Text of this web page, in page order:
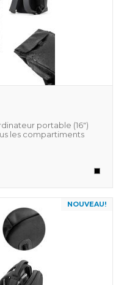
portable (16")
les compartiments
NOUVEAU!